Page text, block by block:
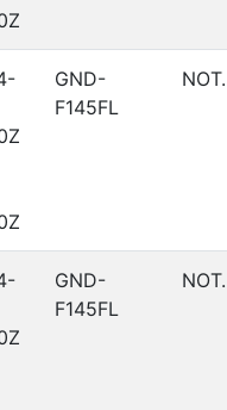
GND-
F145FL
GND-
F145FL